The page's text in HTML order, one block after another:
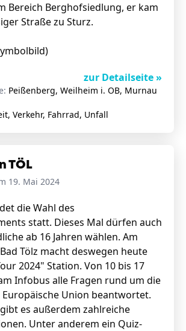
Bereich Berghofsiedlung, er kam
Straße zu Sturz.
zur Detailseite »
Peißenberg, Weilheim i. OB, Murnau
Verkehr, Fahrrad, Unfall
TÖL
19. Mai 2024
die Wahl des
statt. Dieses Mal dürfen auch
ab 16 Jahren wählen. Am
Tölz macht deswegen heute
2024" Station. Von 10 bis 17
Infobus alle Fragen rund um die
Union beantwortet.
es außerdem zahlreiche
Unter anderem ein Quiz-